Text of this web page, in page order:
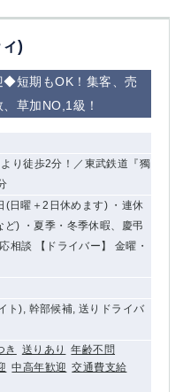
)
◆短期もOK！集客、売
草加NO,1級！
り徒歩2分！／東武鉄道『獨
(日曜＋2日休めます) ・連休
ど) ・夏季・冬季休暇、慶弔
相談 【ドライバー】 金曜・
ト), 幹部候補, 送りドライバ
き 送りあり
年齢不問
中高年歓迎 交通費支給